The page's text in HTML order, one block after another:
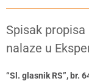
Spisak
nalaze u
“Sl. glasnik RS”, br.